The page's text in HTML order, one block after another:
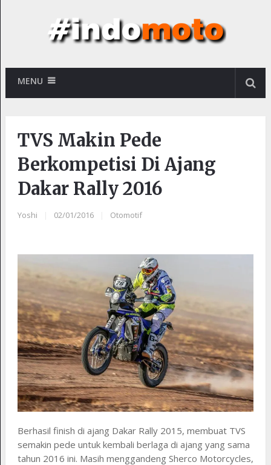
MENU
TVS Makin Pede
Berkompetisi Di Ajang
Dakar Rally 2016
Yoshi 02/01/2016 Otomotif
Berhasil finish di ajang Dakar Rally 2015, membuat TVS
semakin pede untuk kembali berlaga di ajang yang sama
tahun 2016 ini. Masih menggandeng Sherco Motorcycles,